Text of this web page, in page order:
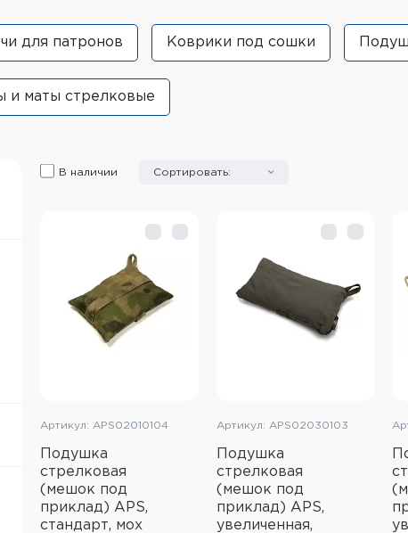
для патронов Коврики под сошки
и маты стрелковые
В наличии Сортировать:
Артикул: APS02010104
Подушка
стрелковая
(мешок под
приклад) APS,
стандарт, мох
Артикул: APS02030103
Подушка
стрелковая
(мешок под
приклад) APS,
увеличенная,